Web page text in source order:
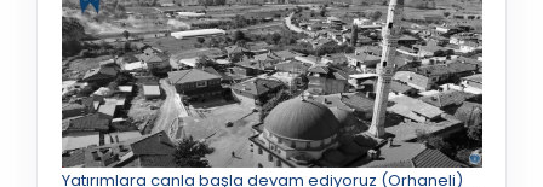
Yatırımlara canla başla devam ediyoruz (Orhaneli)